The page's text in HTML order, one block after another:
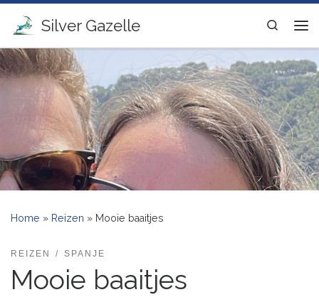
Ga naar inhoud
Silver Gazelle
Search
Home » Reizen » Mooie baaitjes
REIZEN SPANJE
Mooie baaitjes